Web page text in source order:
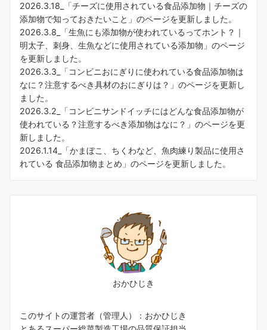
2026.3.18_「チーズに使用されている食品添加物｜チーズの
添加物で知っておきたいこと 」のページを更新しました。
2026.3.8_「生魚にも添加物が使われているってホント？｜
明太子、刺身、生魚などに使用されている添加物 」のページ
を更新しました。
2026.3.3_「コンビニおにぎりに使われている食品添加物は
なに？注意するべき具材のおにぎりは？ 」のページを更新し
ました。
2026.3.2_「コンビニサンドイッチにはどんな食品添加物が
使われている？注意するべき添加物はなに？ 」のページを更
新しました。
2026.1.14_「かまぼこ、ちくわなど、魚肉練り製品に使用さ
れている 食品添加物まとめ 」のページを更新しました。
おかひじき
このサイトの運営者（管理人）：おかひじき